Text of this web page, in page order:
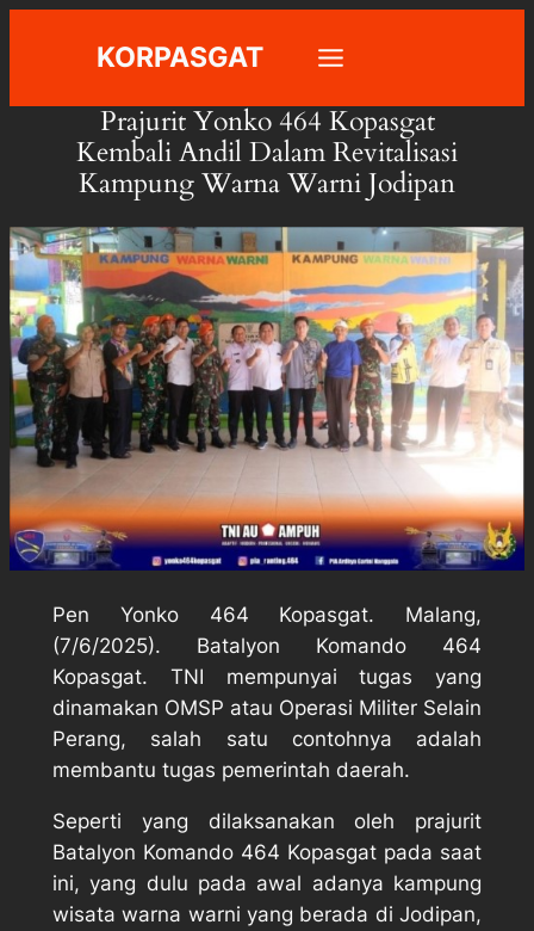
KORPASGAT
Prajurit Yonko 464 Kopasgat
Kembali Andil Dalam Revitalisasi
Kampung Warna Warni Jodipan
Pen Yonko 464 Kopasgat. Malang,
(7/6/2025). Batalyon Komando 464
Kopasgat. TNI mempunyai tugas yang
dinamakan OMSP atau Operasi Militer Selain
Perang, salah satu contohnya adalah
membantu tugas pemerintah daerah.
Seperti yang dilaksanakan oleh prajurit
Batalyon Komando 464 Kopasgat pada saat
ini, yang dulu pada awal adanya kampung
wisata warna warni yang berada di Jodipan,